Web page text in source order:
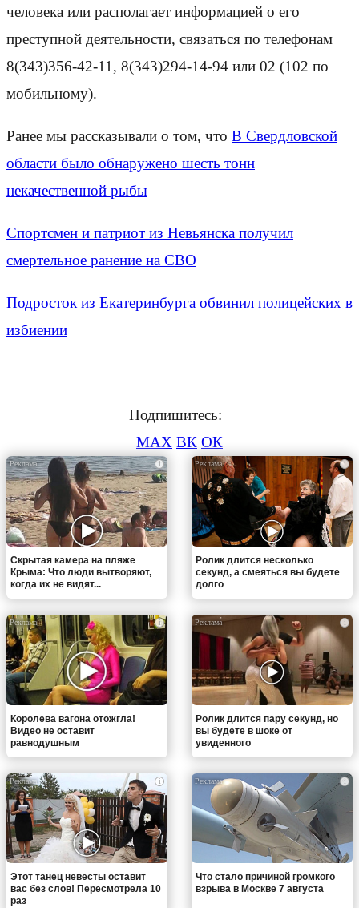
человека или располагает информацией о его
преступной деятельности, связаться по телефонам
8(343)356-42-11, 8(343)294-14-94 или 02 (102 по
мобильному).
Ранее мы рассказывали о том, что В Свердловской
области было обнаружено шесть тонн
некачественной рыбы
Спортсмен и патриот из Невьянска получил
смертельное ранение на СВО
Подросток из Екатеринбурга обвинил полицейских в
избиении
Подпишитесь:
MAX ВК ОК
i
Скрытая камера на пляже
Крыма: Что люди вытворяют,
когда их не видят...
i
Ролик длится несколько
секунд, а смеяться вы будете
долго
i
Королева вагона отожгла!
Видео не оставит
равнодушным
i
Ролик длится пару секунд, но
вы будете в шоке от
увиденного
i
Этот танец невесты оставит
вас без слов! Пересмотрела 10
раз
i
Что стало причиной громкого
взрыва в Москве 7 августа